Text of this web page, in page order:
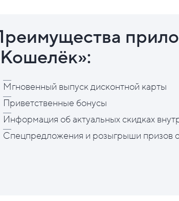
Мгновенный выпуск дисконтной карты
Приветственные бонусы
Информация об актуальных скидках
Спецпредложения и розыгрыши призов